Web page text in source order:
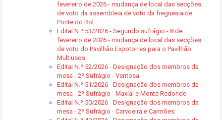
fevereiro de 2026 - mudança de local das secções
de voto da assembleia de voto da freguesia de
Ponte do Rol
Edital N.º 53/2026 - Segundo sufrágio - 8 de
fevereiro de 2026 - mudança de local das secções
de voto do Pavilhão Expotorres para o Pavilhão
Multiusos
Edital N.º 52/2026 - Designação dos membros da
mesa - 2º Sufrágio - Ventosa
Edital N.º 51/2026 - Designação dos membros da
mesa - 2º Sufrágio - Maxial e Monte Redondo
Edital N.º 50/2026 - Designação dos membros da
mesa - 2º Sufrágio - Carvoeira e Carmões